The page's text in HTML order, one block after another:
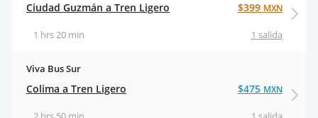
Ciudad Guzmán a Tren Ligero
1 salida
1 hrs 20 min
$399 MXN
Viva Bus Sur
Colima a Tren Ligero $475 MXN